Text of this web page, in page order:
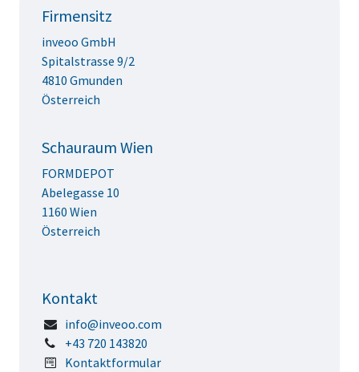
Firmensitz
inveoo GmbH
Spitalstrasse 9/2
4810 Gmunden
Österreich
Schauraum Wien
FORMDEPOT
Abelegasse 10
1160 Wien
Österreich
Kontakt
info@inveoo.com
+43 720 143820
Kontaktformular